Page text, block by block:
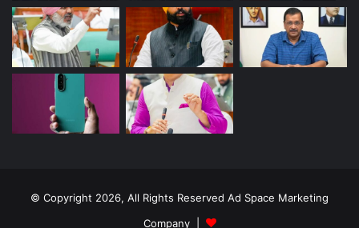
© Copyright 2026, All Rights Reserved Ad Space Marketing
Company |